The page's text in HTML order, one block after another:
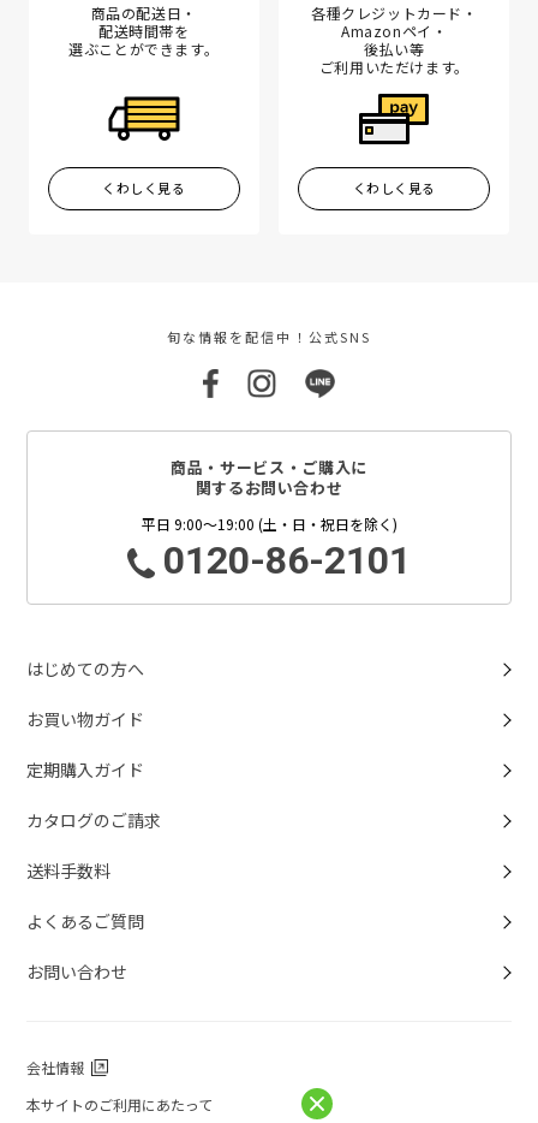
商品の配送日・
配送時間帯を
選ぶことができます。
くわしく見る
各種クレジットカード・
Amazonペイ・
後払い等
ご利用いただけます。
くわしく見る
旬な情報を配信中！公式SNS
商品・サービス・ご購入に
関するお問い合わせ
平日 9:00～19:00 (土・日・祝日を除く)
0120-86-2101
はじめての方へ
お買い物ガイド
定期購入ガイド
カタログのご請求
送料手数料
よくあるご質問
お問い合わせ
会社情報
本サイトのご利用にあたって